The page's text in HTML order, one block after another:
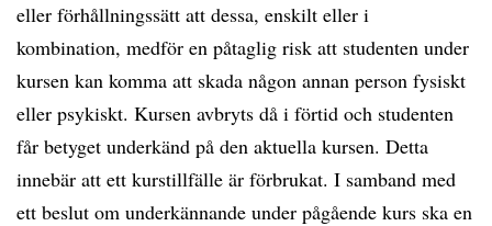
eller förhållningssätt att dessa, enskilt eller i
kombination, medför en påtaglig risk att studenten under
kursen kan komma att skada någon annan person fysiskt
eller psykiskt. Kursen avbryts då i förtid och studenten
får betyget underkänd på den aktuella kursen. Detta
innebär att ett kurstillfälle är förbrukat. I samband med
ett beslut om underkännande under pågående kurs ska en